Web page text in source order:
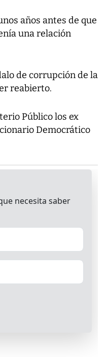
años antes de que
una relación
de corrupción de la
reabierto.
Público los ex
Democrático